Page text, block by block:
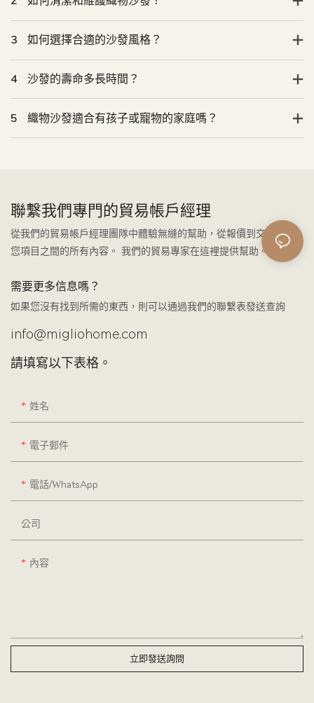
3 如何選擇合適的沙發風格？
4 沙發的壽命多長時間？
5 織物沙發適合有孩子或寵物的家庭嗎？
聯繫我們專門的貿易帳戶經理
從我們的貿易帳戶經理團隊中體驗無縫的幫助，從報價到交付以及
您項目之間的所有內容。 我們的貿易專家在這裡提供幫助。
需要更多信息嗎？
如果您沒有找到所需的東西，則可以通過我們的聯繫表發送查詢
info@migliohome.com
請填寫以下表格。
姓名
電子郵件
電話/WhatsApp
公司
內容
立即發送詢問